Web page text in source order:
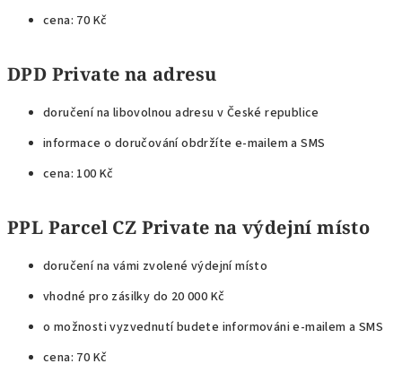
cena: 70 Kč
DPD Private na adresu
doručení na libovolnou adresu v České republice
informace o doručování obdržíte e-mailem a SMS
cena: 100 Kč
PPL Parcel CZ Private na výdejní místo
doručení na vámi zvolené výdejní místo
vhodné pro zásilky do 20 000 Kč
o možnosti vyzvednutí budete informováni e-mailem a SMS
cena: 70 Kč